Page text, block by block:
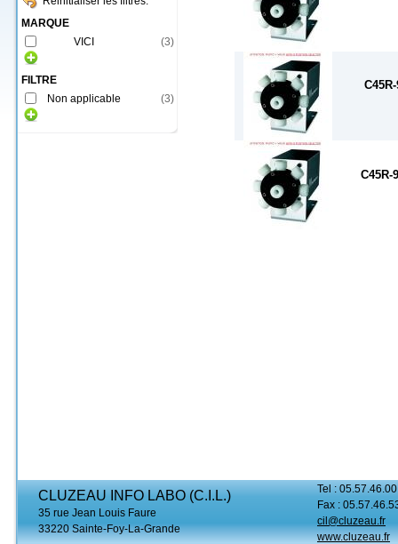
MARQUE
VICI
(3)
FILTRE
Non applicable
(3)
C45R-
CLUZEAU INFO LABO (C.I.L.)
35 rue Jean Louis Faure
33220 Sainte-Foy-La-Grande
Tel :
Fax :
cil@cluzeau.fr
www.cluzeau.fr